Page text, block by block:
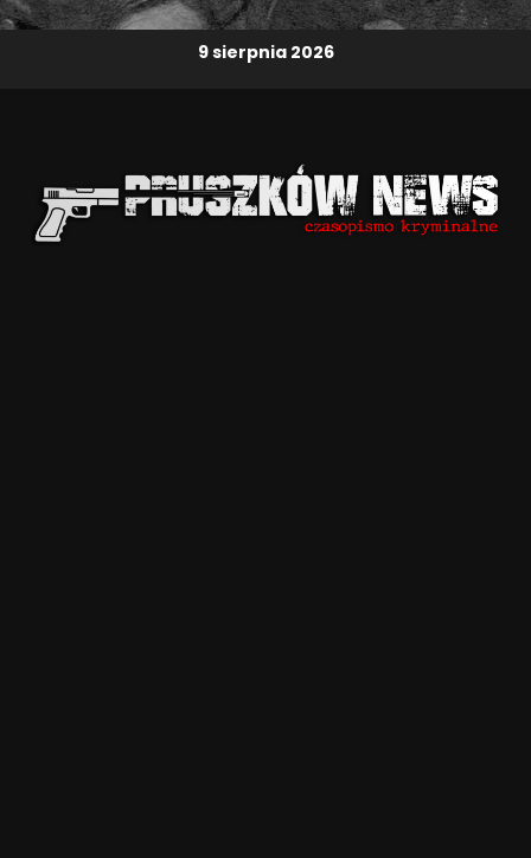
9 sierpnia 2026